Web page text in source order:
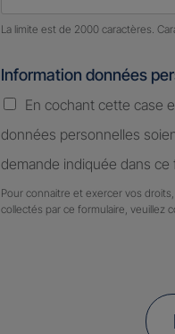
Nombre de
La limite est de 2000 caractères.
Information données
En cochant cette case
données personnelles
demande indiquée dans ce
Pour connaitre et exercer vos
collectés par ce formulaire, veuillez